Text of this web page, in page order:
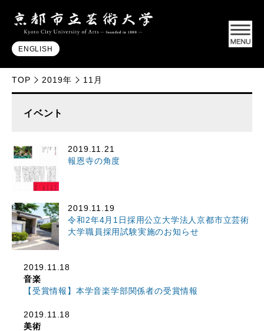
ENGLISH
TOP 2019年 11月
イベント
2019.11.21
報恩寺の角度
2019.11.19
令和2年4月1日採用公立大学法人京都市立芸術
大学職員採用試験実施のお知らせ
2019.11.18
音楽
【受賞情報】本学音楽学部関係者の受賞情報
2019.11.18
美術